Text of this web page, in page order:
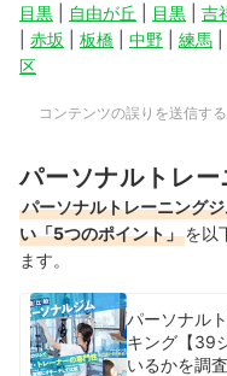
目黒
自由が丘 目黒 吉
赤坂 板橋 中野 練馬
区
コンテンツの誤りを送信する
パーソナルトレ
パーソナルトレーニング
い「5つのポイント」を以
ます。
パーソナル
キング【39
いるかを調